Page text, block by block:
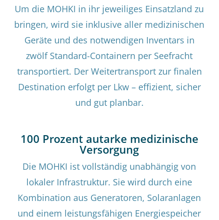
Um die MOHKI in ihr jeweiliges Einsatzland zu
bringen, wird sie inklusive aller medizinischen
Geräte und des notwendigen Inventars in
zwölf Standard-Containern per Seefracht
transportiert. Der Weitertransport zur finalen
Destination erfolgt per Lkw – effizient, sicher
und gut planbar.
100 Prozent autarke medizinische
Versorgung
Die MOHKI ist vollständig unabhängig von
lokaler Infrastruktur. Sie wird durch eine
Kombination aus Generatoren, Solaranlagen
und einem leistungsfähigen Energiespeicher